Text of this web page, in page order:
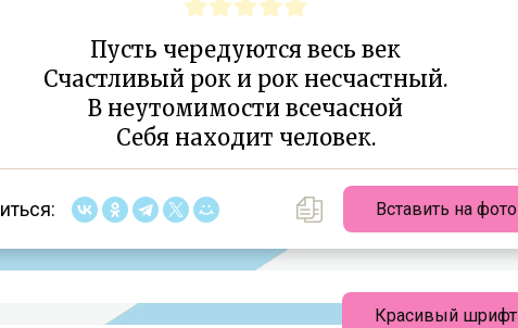
Пусть чередуются весь век
Счастливый рок и рок несчастный.
В неутомимости всечасной
Себя находит человек.
Вставить на фото
Красивый шрифт